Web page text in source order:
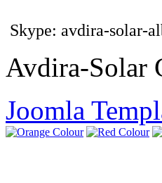
Skype: avdira-solar-
Avdira-Solar
Joomla